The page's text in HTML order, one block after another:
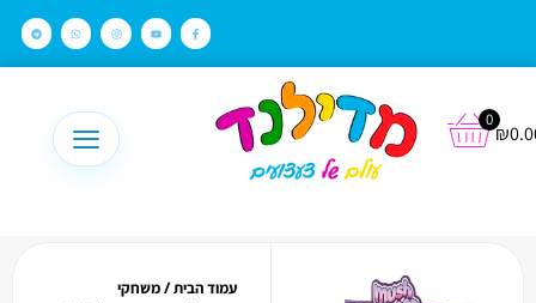
₪
0
עמוד הבית/משחקי